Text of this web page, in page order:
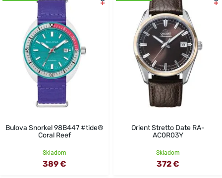
Bulova Snorkel 98B447 #tide®
Coral Reef
Skladom
389 €
Orient Stretto Date RA-
AC0R03Y
Skladom
372 €